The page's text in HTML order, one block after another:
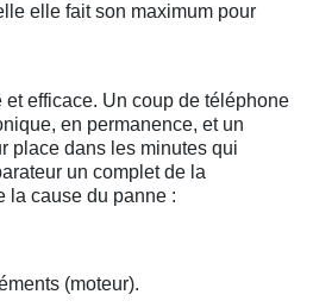
elle fait son maximum pour
et efficace. Un coup de téléphone
en permanence, et un
place dans les minutes qui
un complet de la
la cause du panne :
(moteur).